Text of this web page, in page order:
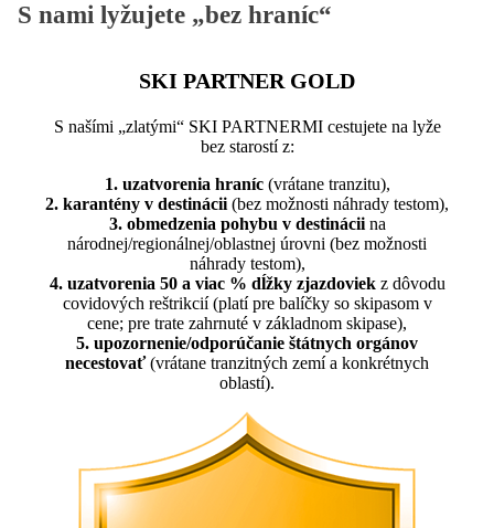
S nami lyžujete „bez hraníc“
SKI PARTNER GOLD
S našími „zlatými“ SKI PARTNERMI cestujete na lyže
bez starostí z:
1. uzatvorenia hraníc(vrátane tranzitu),
2. karantény v destinácii (bez možnosti náhrady testom),
3. obmedzenia pohybu v destinácii na
národnej/regionálnej/oblastnej úrovni (bez možnosti
náhrady testom),
4. uzatvorenia 50 a viac % dĺžky zjazdoviek z dôvodu
covidových reštrikcií (platí pre balíčky so skipasom v
cene; pre trate zahrnuté v základnom skipase),
5. upozornenie/odporúčanie štátnych orgánov
necestovať(vrátane tranzitných zemí a konkrétnych
oblastí).